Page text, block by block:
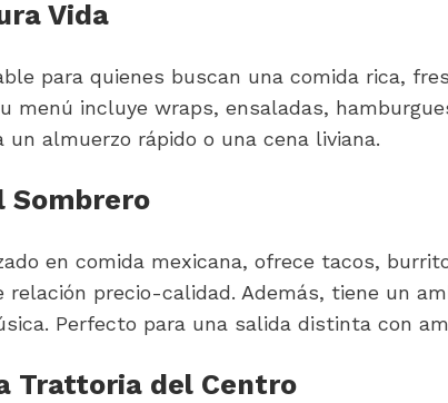
Vida
para quienes buscan una comida rica,
menú incluye wraps, ensaladas,
un almuerzo rápido o una cena liviana.
Sombrero
en comida mexicana, ofrece tacos,
relación precio-calidad. Además, tiene un
Perfecto para una salida distinta con
Trattoria del Centro